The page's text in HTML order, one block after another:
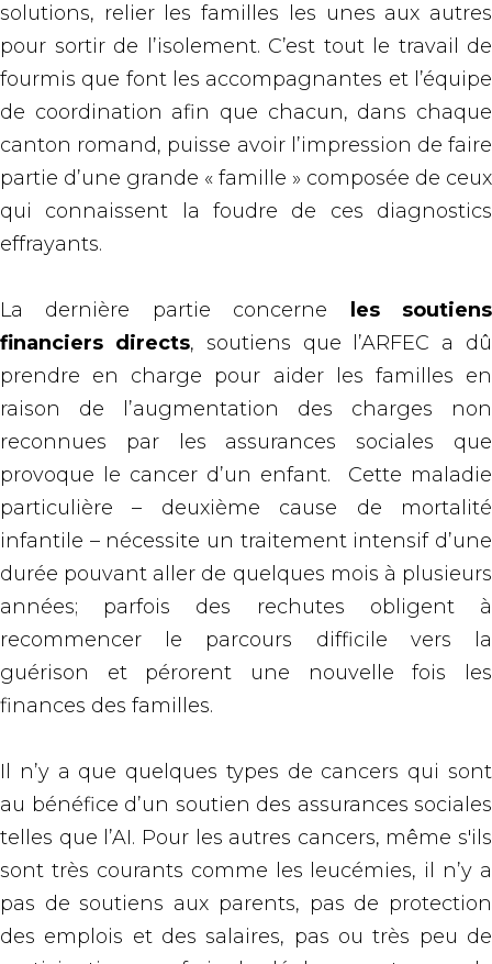
solutions, relier les familles les unes aux autres
pour sortir de l’isolement. C’est tout le travail de
fourmis que font les accompagnantes et l’équipe
de coordination afin que chacun, dans chaque
canton romand, puisse avoir l’impression de faire
partie d’une grande « famille » composée de ceux
qui connaissent la foudre de ces diagnostics
effrayants.
La dernière partie concerne
les soutiens
financiers directs, soutiens que l’ARFEC a dû
prendre en charge pour aider les familles en
raison de l’augmentation des charges non
reconnues par les assurances sociales que
provoque le cancer d’un enfant. Cette maladie
particulière – deuxième cause de mortalité
infantile – nécessite un traitement intensif d’une
durée pouvant aller de quelques mois à plusieurs
années; parfois des rechutes obligent à
recommencer le parcours difficile vers la
guérison et pérorent une nouvelle fois les
finances des familles.
Il n’y a que quelques types de cancers qui sont
au bénéfice d’un soutien des assurances sociales
telles que l’AI. Pour les autres cancers, même s'ils
sont très courants comme les leucémies, il n’y a
pas de soutiens aux parents, pas de protection
des emplois et des salaires, pas ou très peu de